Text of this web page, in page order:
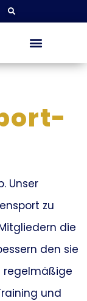
Unser
zu
die
den sie
regelmäßige
und